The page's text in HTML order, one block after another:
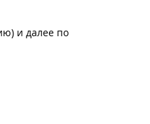
и далее по